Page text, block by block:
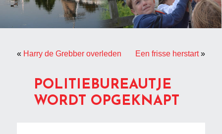
« Harry de Grebber overleden Een frisse herstart»
POLITIEBUREAUTJE
WORDT OPGEKNAPT